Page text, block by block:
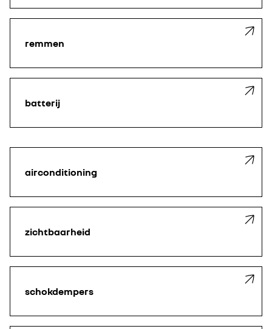
remmen
batterij
airconditioning
zichtbaarheid
schokdempers